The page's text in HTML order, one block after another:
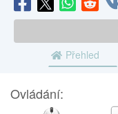
Přehled
Ovládání: